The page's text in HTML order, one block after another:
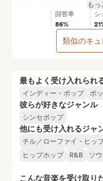
最もよく受け入れられ
インディー・ポップ ポ
彼らが好きなジャンル
シンセポップ
他にも受け入れるジャ
チル／ローファイ・ヒッ
ヒップホップ
R&B ソ
こんな音楽を受け取り
もっ
回答率
86%
シ
類似のキ